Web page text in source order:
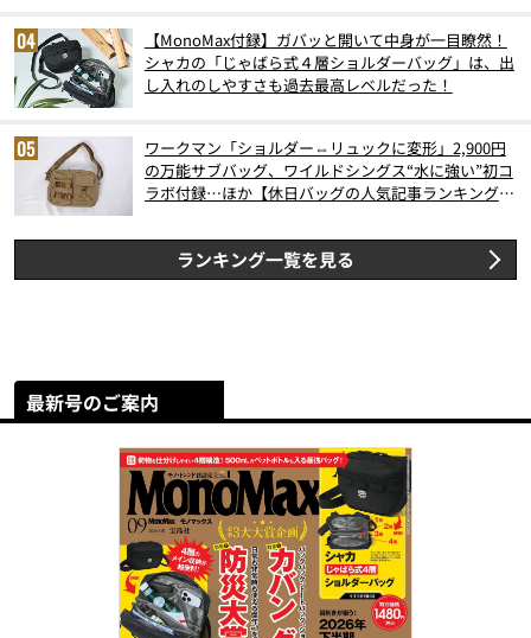
【MonoMax付録】ガバッと開いて中身が一目瞭然！
シャカの「じゃばら式４層ショルダーバッグ」は、出
し入れのしやすさも過去最高レベルだった！
ワークマン「ショルダー⇔リュックに変形」2,900円
の万能サブバッグ、ワイルドシングス“水に強い”初コ
ラボ付録…ほか【休日バッグの人気記事ランキングベ
ランキング一覧を見る
最新号のご案内